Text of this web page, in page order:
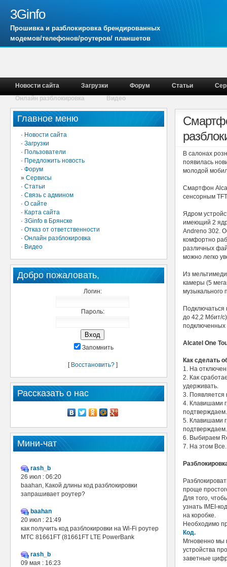
3Ginfo
Прошивка и разблокировка брендированных
модемов/телефонов/роутеров/ планшетов
Новости сайта Загрузки Форум Статьи
Онлайн разблокировка
Видео
Главное меню
· Новости сайта
· Загрузки
· Пользователи
· Предложить новость
· Форум
» Сервисы
· Статьи
· Связь с админом
· О сайте
· Карта сайта
· 3Ginfo в Брянске
· Отказ от ответственности
· Онлайн разблокировка
· Видео
Добро пожаловать,
Логин:
Пароль:
Запомнить
[ Восстановить?]
Рассказать о нас
Мини-чат
rash_b
26 июл : 06:20
baahan, Какой длины код разблокировки
запрашивает роутер?
baahan
20 июл : 21:49
как получить код разблокировки на Wi-Fi роутер
МТС 81661FT (81661FT LTE PowerBank
rash_b
09 мая : 16:23
В салонах
появилась
молодой
Смартфон
сенсорным
Ядром
имеющий 2
Andreno 302.
комфортно
различных
можно легко
Из
камеры (5
музыкального
Подключаться
до 42,2 Мбит/
подключенных
Alcatel One
Как сделать
1. На
2. Как
удерживать.
3. Появляется
4. Клавишами
подтверждаем.
5. Клавишами
подтверждаем.
6. Выбираем
7. На этом Все.
проще
Для того,
узнать IMEI-
на коробке.
Необходимо
Код.
Мгновенно мы
устройства
заветные